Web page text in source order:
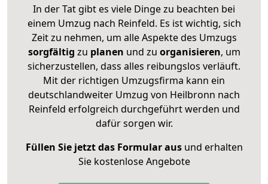
In der Tat gibt es viele Dinge zu beachten bei
einem Umzug nach Reinfeld. Es ist wichtig, sich
Zeit zu nehmen, um alle Aspekte des Umzugs
sorgfältig zu planen und zu organisieren, um
sicherzustellen, dass alles reibungslos verläuft.
Mit der richtigen Umzugsfirma kann ein
deutschlandweiter Umzug von Heilbronn nach
Reinfeld erfolgreich durchgeführt werden und
dafür sorgen wir.
Füllen Sie jetzt das Formular ausund erhalten
Sie kostenlose Angebote